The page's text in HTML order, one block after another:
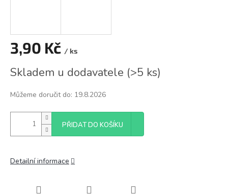
3,90 Kč / ks
cena:
Skladem u dodavatele (>5 ks)
Můžeme doručit do: 19.8.2026
PŘIDAT DO KOŠÍKU
Detailní informace